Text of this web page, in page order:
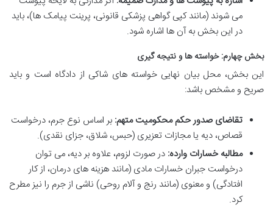
می شوند (مانند کپی گواهی پزشکی قانونی، پرینت پیامک ها)، باید
در این بخش به آن ها اشاره شود.
بخش چهارم: خواسته ها و نتیجه گیری
این بخش، محل بیان نهایی خواسته های شاکی از دادگاه است و باید
صریح و مشخص باشد:
تقاضای صدور حکم محکومیت متهم: بر اساس نوع جرم، درخواست
قصاص، دیه یا مجازات تعزیری (حبس، شلاق، جزای نقدی).
مطالبه خسارات وارده: در صورت لزوم، علاوه بر دیه، می توان
درخواست جبران خسارات مادی (مانند هزینه های درمان، از کار
افتادگی) و معنوی (مانند رنج و آلام روحی) ناشی از جرم را نیز مطرح
کرد.